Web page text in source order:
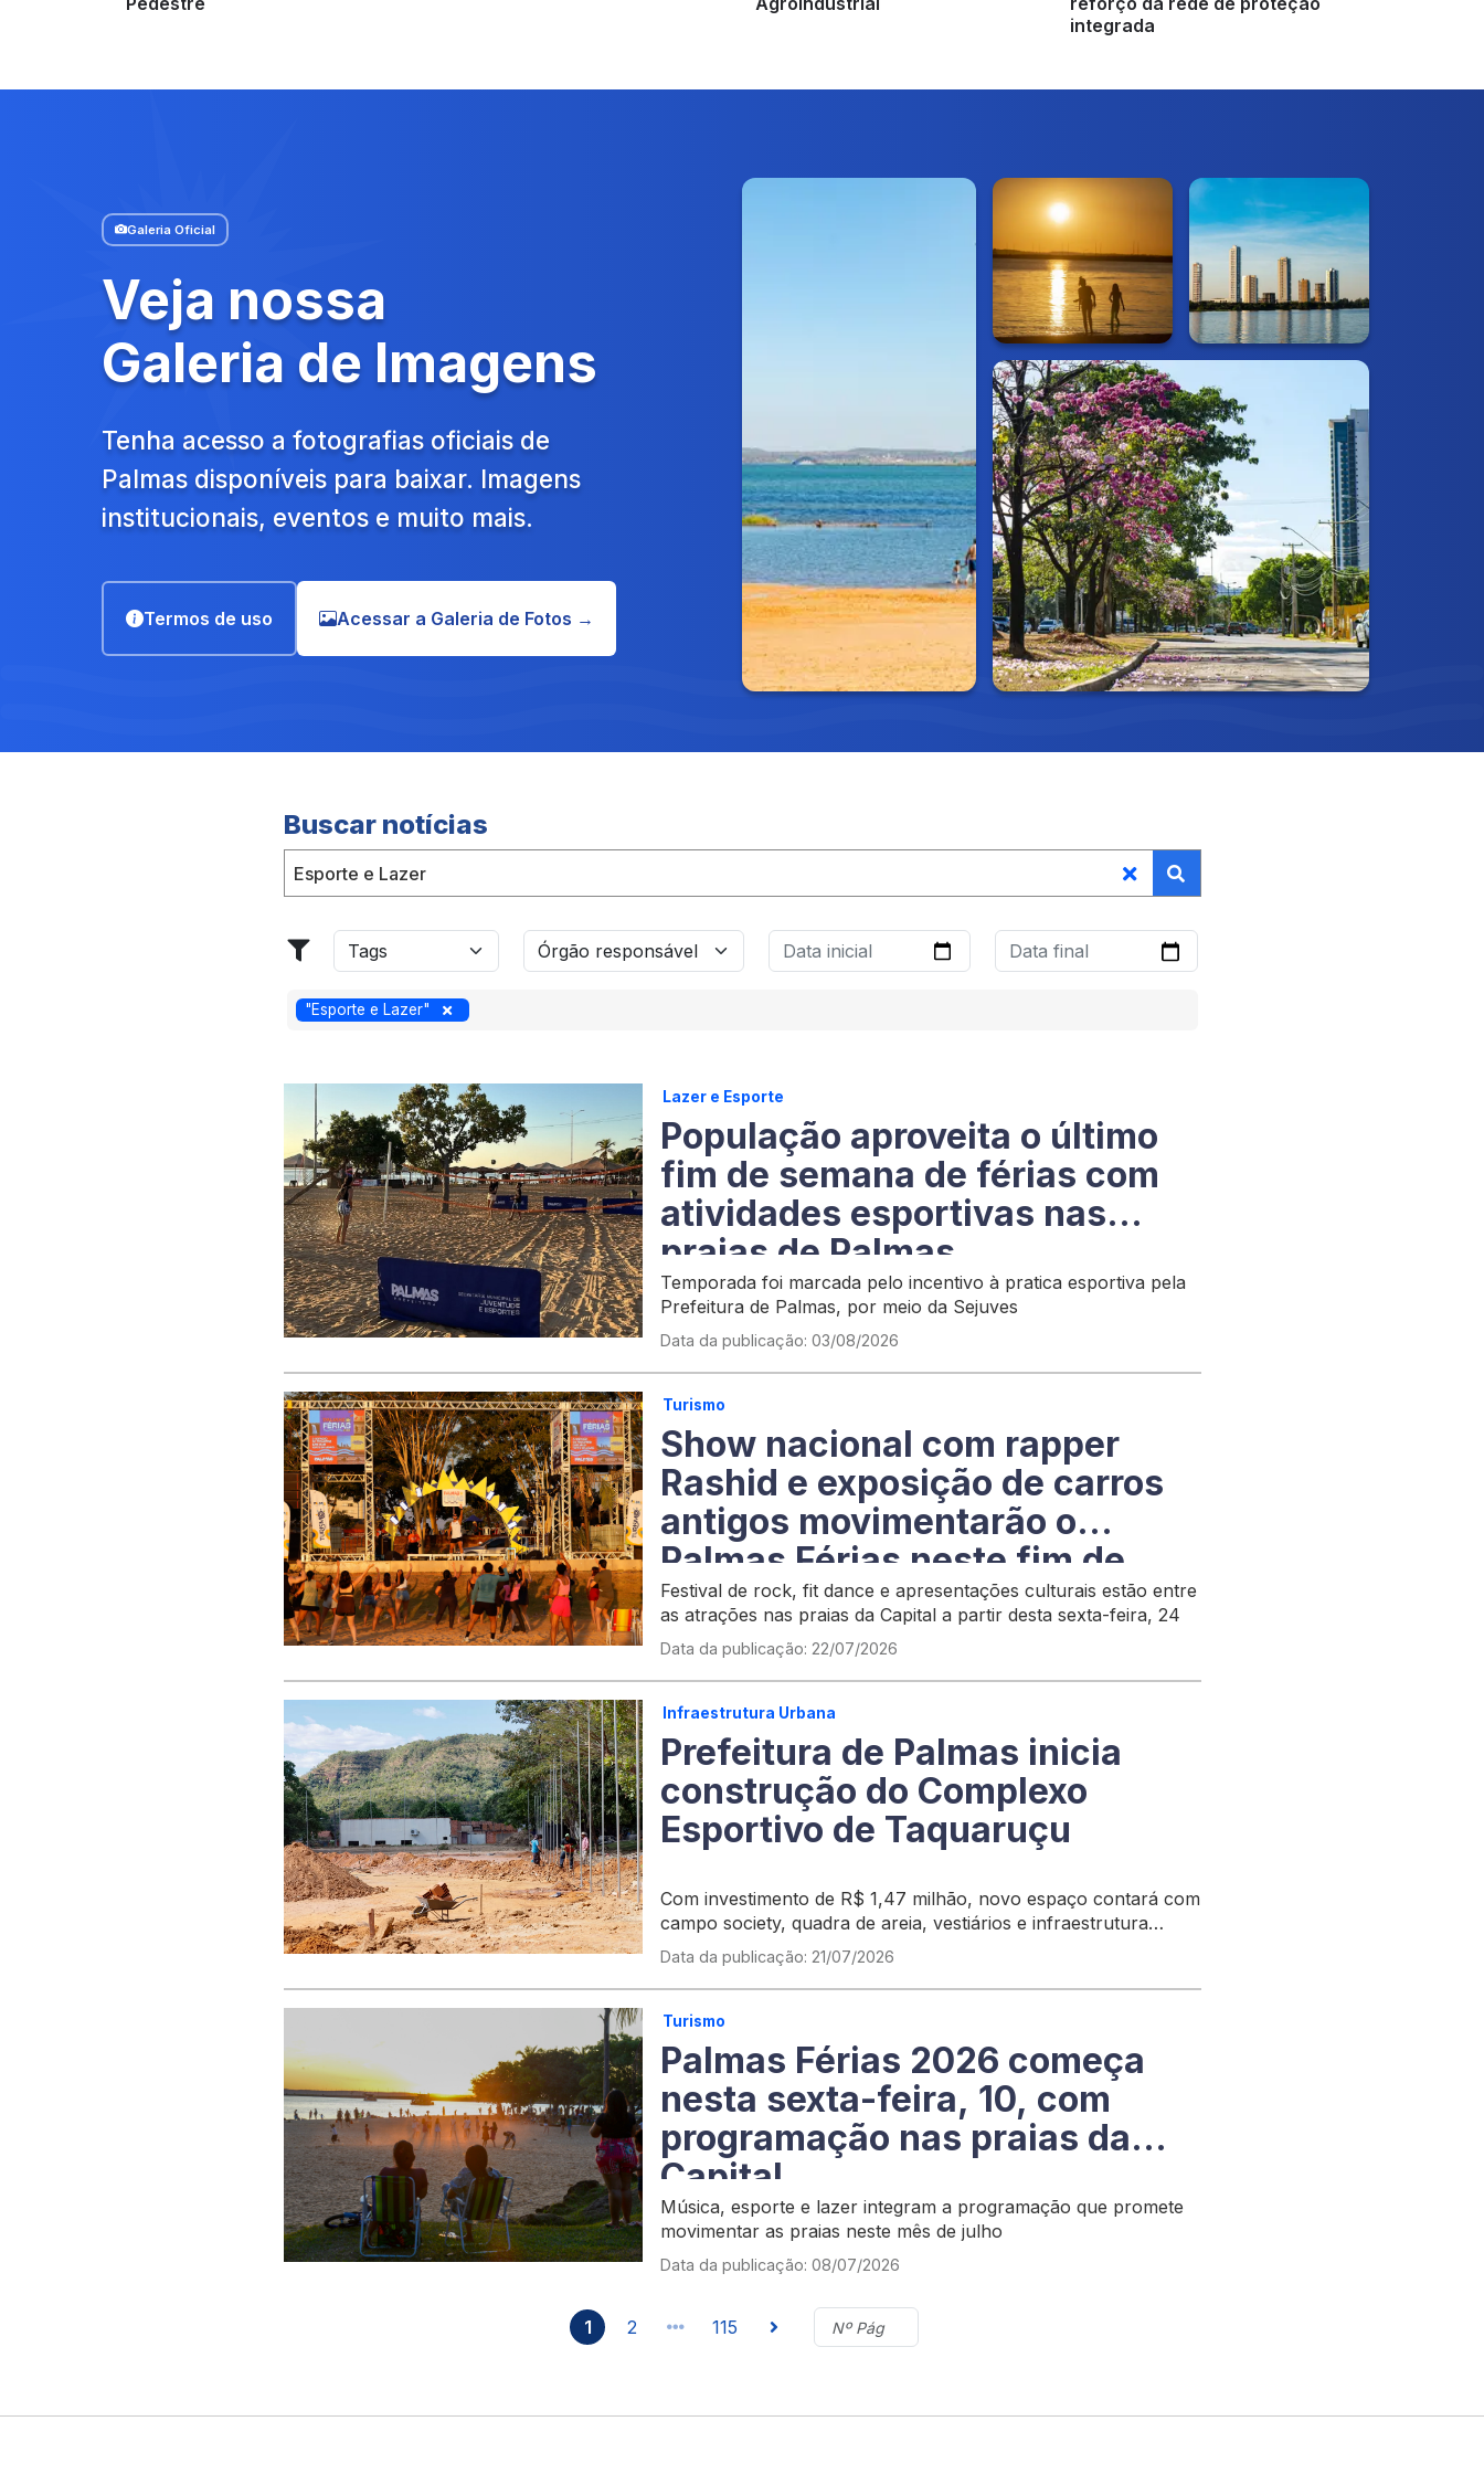
integrada
Galeria Oficial
Veja nossa
Galeria de Imagens
Tenha acesso a fotografias oficiais de
Palmas disponíveis para baixar. Imagens
institucionais, eventos e muito mais.
Termos de uso Acessar a Galeria de Fotos →
Buscar notícias
"Esporte e Lazer"
Lazer e Esporte
População aproveita o último
fim de semana de férias com
atividades esportivas nas
praias de Palmas
Temporada foi marcada pelo incentivo à pratica esportiva pela
Prefeitura de Palmas, por meio da Sejuves
Data da publicação: 03/08/2026
Turismo
Show nacional com rapper
Rashid e exposição de carros
antigos movimentarão o
Palmas Férias neste fim de
semana
Festival de rock, fit dance e apresentações culturais estão entre
as atrações nas praias da Capital a partir desta sexta-feira, 24
Data da publicação: 22/07/2026
Infraestrutura Urbana
Prefeitura de Palmas inicia
construção do Complexo
Esportivo de Taquaruçu
Com investimento de R$ 1,47 milhão, novo espaço contará com
campo society, quadra de areia, vestiários e infraestrutura
completa para esporte e lazer no distrito
Data da publicação: 21/07/2026
Turismo
Palmas Férias 2026 começa
nesta sexta-feira, 10, com
programação nas praias da
Capital
Música, esporte e lazer integram a programação que promete
movimentar as praias neste mês de julho
Data da publicação: 08/07/2026
1 2 115